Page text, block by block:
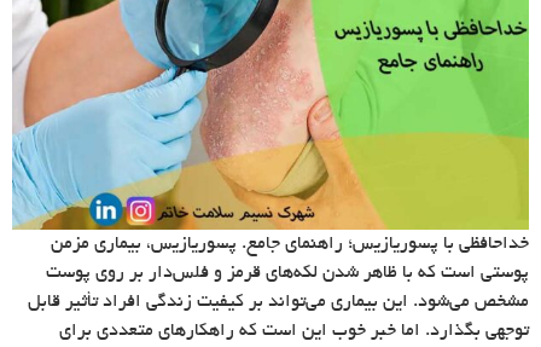
خداحافظی با پسوریازیس؛ راهنمای جامع. پسوریازیس، بیماری مزمن
پوستی است که با ظاهر شدن لکه‌های قرمز و فلس‌دار بر روی پوست
مشخص می‌شود. این بیماری می‌تواند بر کیفیت زندگی افراد تأثیر قابل
توجهی بگذارد. اما خبر خوب این است که راهکارهای متعددی برای